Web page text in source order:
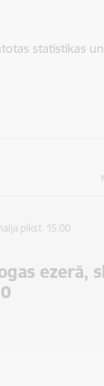
statistikas
plkst. 15.00
ezerā,